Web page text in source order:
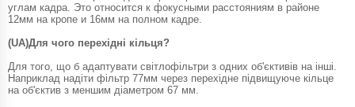
углам кадра. Это относится к фокусными расстояниям в районе
12мм на кропе и 16мм на полном кадре.
(UA)Для чого перехідні кільця?
Для того, що б адаптувати світлофільтри з одних об'єктивів на інші.
Наприклад надіти фільтр 77мм через перехідне підвищуюче кільце
на об'єктив з меншим діаметром 67 мм.